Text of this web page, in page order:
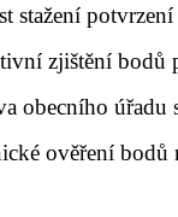
stažení
zjištění bodů
obecního úřadu
ověření bodů